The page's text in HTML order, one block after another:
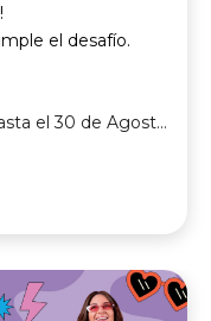
el desafío.
el 30 de Agosto